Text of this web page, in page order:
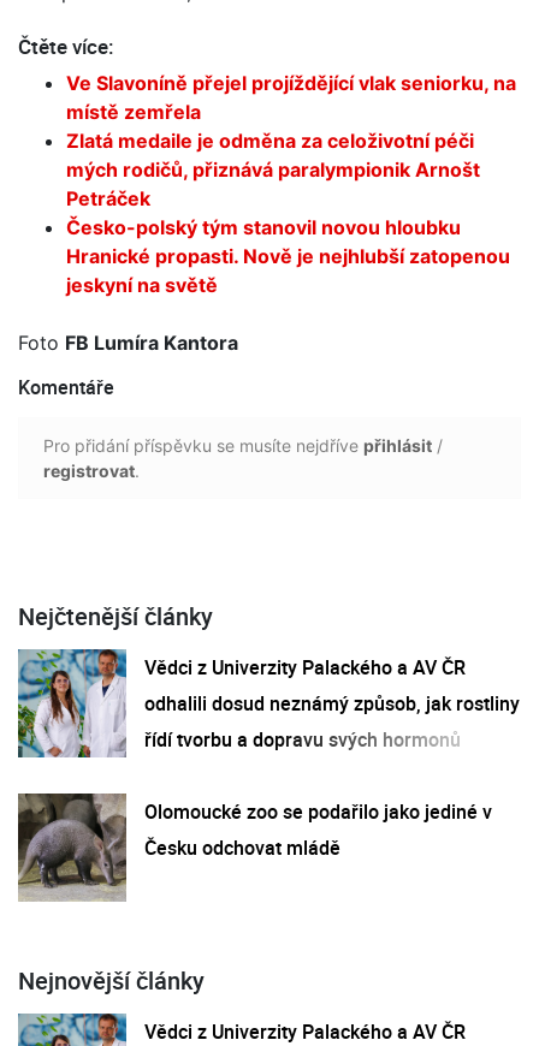
Čtěte více:
Ve Slavoníně přejel projíždějící vlak seniorku, na
místě zemřela
Zlatá medaile je odměna za celoživotní péči
mých rodičů, přiznává paralympionik Arnošt
Petráček
Česko-polský tým stanovil novou hloubku
Hranické propasti. Nově je nejhlubší zatopenou
jeskyní na světě
Foto FB Lumíra Kantora
Komentáře
Pro přidání příspěvku se musíte nejdříve přihlásit /
registrovat.
Nejčtenější články
Vědci z Univerzity Palackého a AV ČR
odhalili dosud neznámý způsob, jak rostliny
řídí tvorbu a dopravu svých hormonů
Olomoucké zoo se podařilo jako jediné v
Česku odchovat mládě
Nejnovější články
Vědci z Univerzity Palackého a AV ČR